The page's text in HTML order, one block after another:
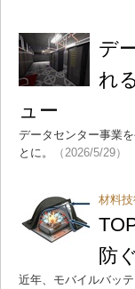
デ
れ
ュー
データセンター事業
とに。
（2026/5/29）
材料技
防
近年、モバイルバッ